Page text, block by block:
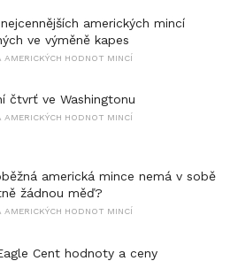
amerických mincí
ve výměně kapes
AMERICKÝCH HODNOT MINCÍ
čtvrť ve Washingtonu
AMERICKÝCH HODNOT MINCÍ
americká mince nemá v sobě
žádnou měď?
AMERICKÝCH HODNOT MINCÍ
Cent hodnoty a ceny